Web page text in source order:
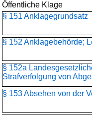
Öffentliche Klage
§ 151 Anklagegrundsatz
§ 152 Anklagebehörde;
§ 152a
Strafverfolgung von
§ 153 Absehen von der